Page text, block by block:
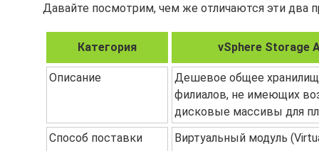
Давайте посмотрим, чем же отличаются эти два
Категория vSphere Storage
Описание
Дешевое общее
филиалов, не имеющих
дисковые массивы для
Способ поставки
Виртуальный модуль